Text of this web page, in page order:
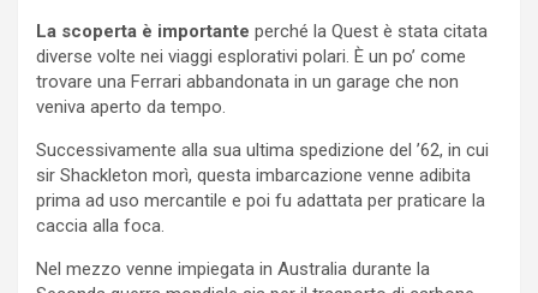
La scoperta è importante perché la Quest è stata citata
diverse volte nei viaggi esplorativi polari. È un po’ come
trovare una Ferrari abbandonata in un garage che non
veniva aperto da tempo.
Successivamente alla sua ultima spedizione del ’62, in cui
sir Shackleton morì, questa imbarcazione venne adibita
prima ad uso mercantile e poi fu adattata per praticare la
caccia alla foca.
Nel mezzo venne impiegata in Australia durante la